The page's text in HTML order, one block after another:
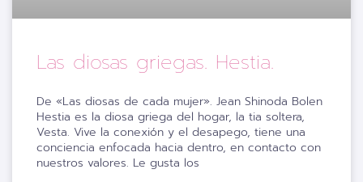
Las diosas griegas. Hestia.
De «Las diosas de cada mujer». Jean Shinoda Bolen
Hestia es la diosa griega del hogar, la tia soltera,
Vesta. Vive la conexión y el desapego, tiene una
conciencia enfocada hacia dentro, en contacto con
nuestros valores. Le gusta los